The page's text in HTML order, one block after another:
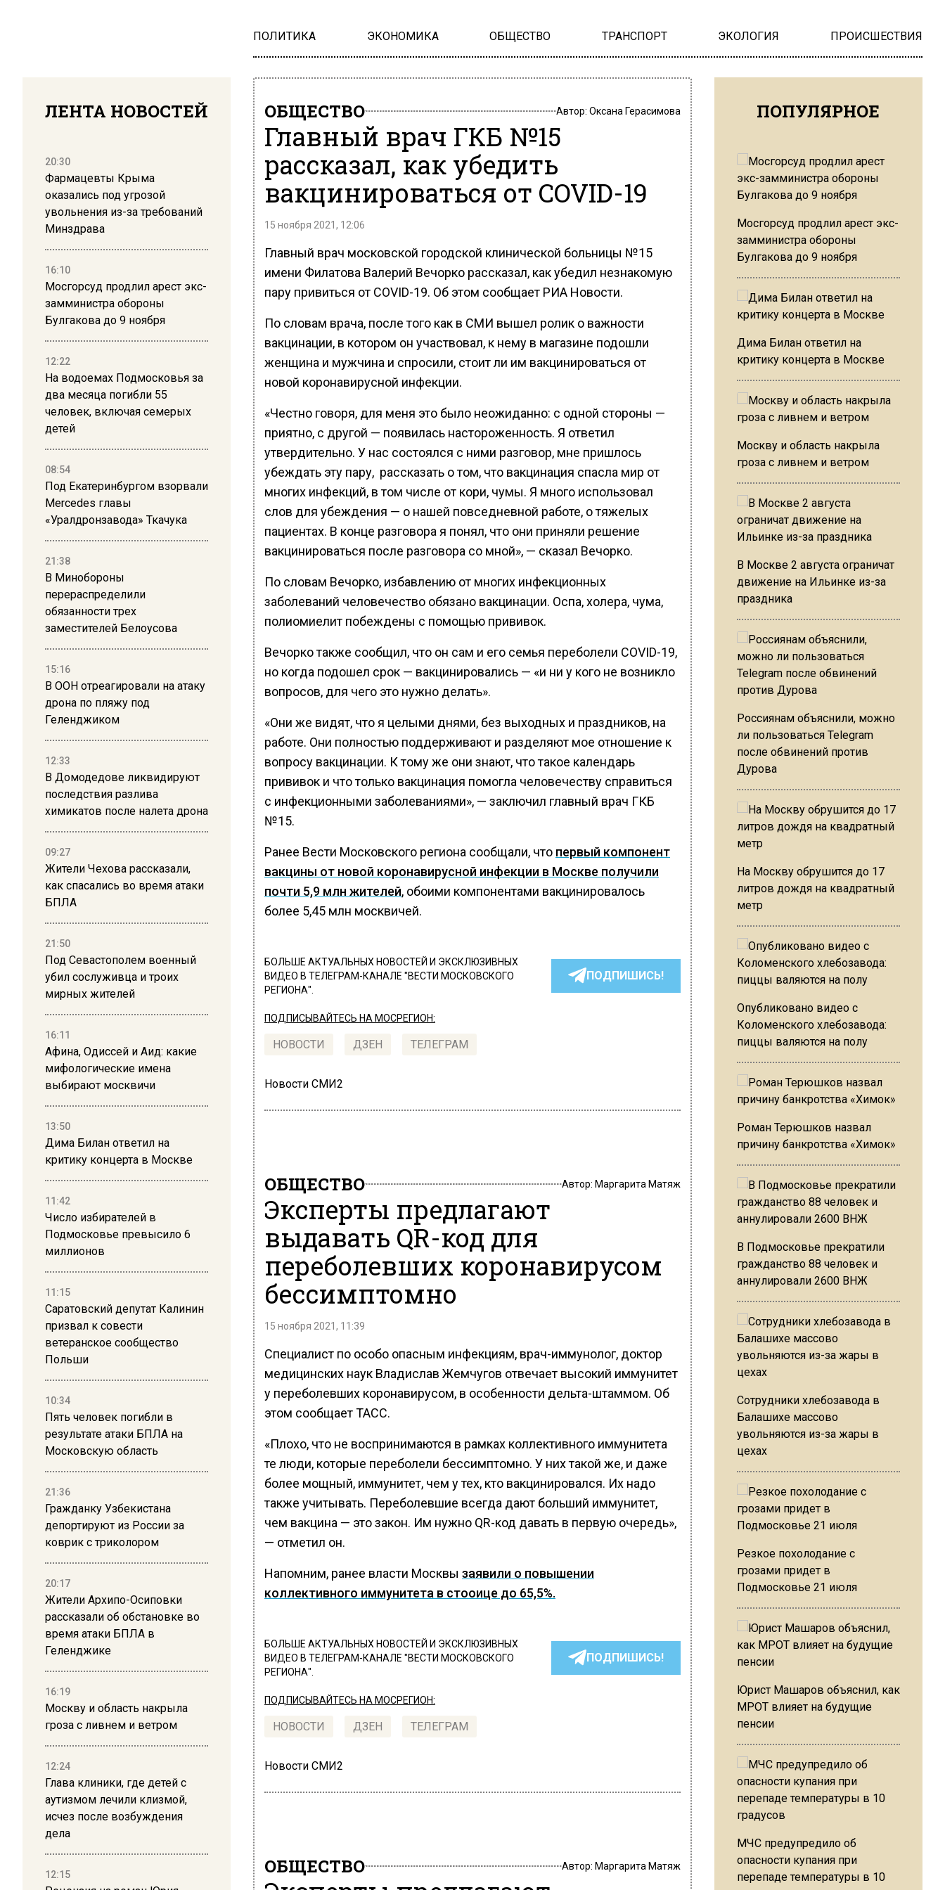
ПОЛИТИКА ЭКОНОМИКА ОБЩЕСТВО ТРАНСПОРТ ЭКОЛОГИЯ ПРОИСШЕСТВИЯ
ЛЕНТА НОВОСТЕЙ
20:30
Фармацевты Крыма
оказались под угрозой
увольнения из-за требований
Минздрава
16:10
Мосгорсуд продлил арест экс-
замминистра обороны
Булгакова до 9 ноября
12:22
На водоемах Подмосковья за
два месяца погибли 55
человек, включая семерых
детей
08:54
Под Екатеринбургом взорвали
Mercedes главы
«Уралдронзавода» Ткачука
21:38
В Минобороны
перераспределили
обязанности трех
заместителей Белоусова
15:16
В ООН отреагировали на атаку
дрона по пляжу под
Геленджиком
12:33
В Домодедове ликвидируют
последствия разлива
химикатов после налета дрона
09:27
Жители Чехова рассказали,
как спасались во время атаки
БПЛА
21:50
Под Севастополем военный
убил сослуживца и троих
мирных жителей
16:11
Афина, Одиссей и Аид: какие
мифологические имена
выбирают москвичи
13:50
Дима Билан ответил на
критику концерта в Москве
11:42
Число избирателей в
Подмосковье превысило 6
миллионов
11:15
Саратовский депутат Калинин
призвал к совести
ветеранское сообщество
Польши
10:34
Пять человек погибли в
результате атаки БПЛА на
Московскую область
21:36
Гражданку Узбекистана
депортируют из России за
коврик с триколором
20:17
Жители Архипо-Осиповки
рассказали об обстановке во
время атаки БПЛА в
Геленджике
16:19
Москву и область накрыла
гроза с ливнем и ветром
12:24
Глава клиники, где детей с
аутизмом лечили клизмой,
исчез после возбуждения
дела
12:15
ОБЩЕСТВО Автор: Оксана Герасимова
Главный врач ГКБ №15
рассказал, как убедить
вакцинироваться от COVID-19
15 ноября 2021, 12:06
Главный врач московской городской клинической больницы №15
имени Филатова Валерий Вечорко рассказал, как убедил незнакомую
пару привиться от COVID-19. Об этом сообщает РИА Новости.
По словам врача, после того как в СМИ вышел ролик о важности
вакцинации, в котором он участвовал, к нему в магазине подошли
женщина и мужчина и спросили, стоит ли им вакцинироваться от
новой коронавирусной инфекции.
«Честно говоря, для меня это было неожиданно: с одной стороны —
приятно, с другой — появилась настороженность. Я ответил
утвердительно. У нас состоялся с ними разговор, мне пришлось
убеждать эту пару, рассказать о том, что вакцинация спасла мир от
многих инфекций, в том числе от кори, чумы. Я много использовал
слов для убеждения — о нашей повседневной работе, о тяжелых
пациентах. В конце разговора я понял, что они приняли решение
вакцинироваться после разговора со мной», — сказал Вечорко.
По словам Вечорко, избавлению от многих инфекционных
заболеваний человечество обязано вакцинации. Оспа, холера, чума,
полиомиелит побеждены с помощью прививок.
Вечорко также сообщил, что он сам и его семья переболели COVID-19,
но когда подошел срок — вакцинировались — «и ни у кого не возникло
вопросов, для чего это нужно делать».
«Они же видят, что я целыми днями, без выходных и праздников, на
работе. Они полностью поддерживают и разделяют мое отношение к
вопросу вакцинации. К тому же они знают, что такое календарь
прививок и что только вакцинация помогла человечеству справиться
с инфекционными заболеваниями», — заключил главный врач ГКБ
№15.
Ранее Вести Московского региона сообщали, что первый компонент
вакцины от новой коронавирусной инфекции в Москве получили
почти 5,9 млн жителей, обоими компонентами вакцинировалось
более 5,45 млн москвичей.
БОЛЬШЕ АКТУАЛЬНЫХ НОВОСТЕЙ И ЭКСКЛЮЗИВНЫХ
ВИДЕО В ТЕЛЕГРАМ-КАНАЛЕ "ВЕСТИ МОСКОВСКОГО
РЕГИОНА".
ПОДПИШИСЬ!
ПОДПИСЫВАЙТЕСЬ НА МОСРЕГИОН:
НОВОСТИ ДЗЕН ТЕЛЕГРАМ
Новости СМИ2
ОБЩЕСТВО Автор: Маргарита Матяж
Эксперты предлагают
выдавать QR-код для
переболевших коронавирусом
бессимптомно
15 ноября 2021, 11:39
Специалист по особо опасным инфекциям, врач-иммунолог, доктор
медицинских наук Владислав Жемчугов отвечает высокий иммунитет
у переболевших коронавирусом, в особенности дельта-штаммом. Об
этом сообщает ТАСС.
«Плохо, что не воспринимаются в рамках коллективного иммунитета
те люди, которые переболели бессимптомно. У них такой же, и даже
более мощный, иммунитет, чем у тех, кто вакцинировался. Их надо
также учитывать. Переболевшие всегда дают больший иммунитет,
чем вакцина — это закон. Им нужно QR-код давать в первую очередь»,
— отметил он.
Напомним, ранее власти Москвы заявили о повышении
коллективного иммунитета в стооице до 65,5%.
БОЛЬШЕ АКТУАЛЬНЫХ НОВОСТЕЙ И ЭКСКЛЮЗИВНЫХ
ВИДЕО В ТЕЛЕГРАМ-КАНАЛЕ "ВЕСТИ МОСКОВСКОГО
РЕГИОНА".
ПОДПИШИСЬ!
ПОДПИСЫВАЙТЕСЬ НА МОСРЕГИОН:
НОВОСТИ ДЗЕН ТЕЛЕГРАМ
Новости СМИ2
ОБЩЕСТВО Автор: Маргарита Матяж
ПОПУЛЯРНОЕ
Мосгорсуд продлил арест экс-
замминистра обороны
Булгакова до 9 ноября
Дима Билан ответил на
критику концерта в Москве
Москву и область накрыла
гроза с ливнем и ветром
В Москве 2 августа ограничат
движение на Ильинке из-за
праздника
Россиянам объяснили, можно
ли пользоваться Telegram
после обвинений против
Дурова
На Москву обрушится до 17
литров дождя на квадратный
метр
Опубликовано видео с
Коломенского хлебозавода:
пиццы валяются на полу
Роман Терюшков назвал
причину банкротства «Химок»
В Подмосковье прекратили
гражданство 88 человек и
аннулировали 2600 ВНЖ
Сотрудники хлебозавода в
Балашихе массово
увольняются из-за жары в
цехах
Резкое похолодание с
грозами придет в
Подмосковье 21 июля
Юрист Машаров объяснил, как
МРОТ влияет на будущие
пенсии
МЧС предупредило об
опасности купания при
перепаде температуры в 10